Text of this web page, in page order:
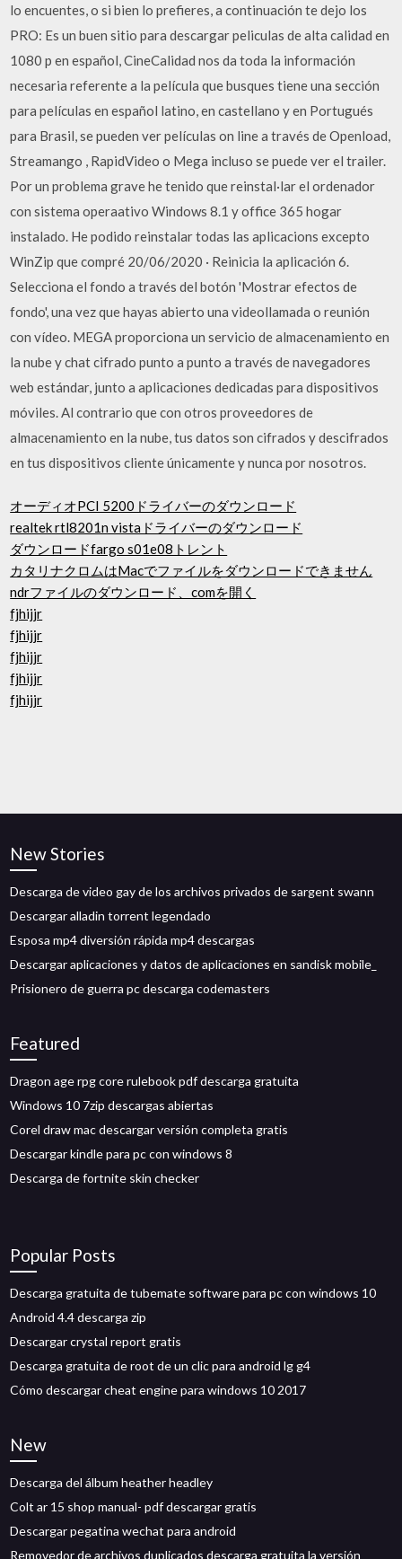
lo encuentes, o si bien lo prefieres, a continuación te dejo los
PRO: Es un buen sitio para descargar peliculas de alta calidad en
1080 p en español, CineCalidad nos da toda la información
necesaria referente a la película que busques tiene una sección
para películas en español latino, en castellano y en Portugués
para Brasil, se pueden ver películas on line a través de Openload,
Streamango , RapidVideo o Mega incluso se puede ver el trailer.
Por un problema grave he tenido que reinstal·lar el ordenador
con sistema operaativo Windows 8.1 y office 365 hogar
instalado. He podido reinstalar todas las aplicacions excepto
WinZip que compré 20/06/2020 · Reinicia la aplicación 6.
Selecciona el fondo a través del botón 'Mostrar efectos de
fondo', una vez que hayas abierto una videollamada o reunión
con vídeo. MEGA proporciona un servicio de almacenamiento en
la nube y chat cifrado punto a punto a través de navegadores
web estándar, junto a aplicaciones dedicadas para dispositivos
móviles. Al contrario que con otros proveedores de
almacenamiento en la nube, tus datos son cifrados y descifrados
en tus dispositivos cliente únicamente y nunca por nosotros.
オーディオPCI 5200ドライバーのダウンロード
realtek rtl8201n vistaドライバーのダウンロード
ダウンロードfargo s01e08トレント
カタリナクロムはMacでファイルをダウンロードできません
ndrファイルのダウンロード、comを開く
fjhijjr
fjhijjr
fjhijjr
fjhijjr
fjhijjr
New Stories
Descarga de video gay de los archivos privados de sargent swann
Descargar alladin torrent legendado
Esposa mp4 diversión rápida mp4 descargas
Descargar aplicaciones y datos de aplicaciones en sandisk mobile_
Prisionero de guerra pc descarga codemasters
Featured
Dragon age rpg core rulebook pdf descarga gratuita
Windows 10 7zip descargas abiertas
Corel draw mac descargar versión completa gratis
Descargar kindle para pc con windows 8
Descarga de fortnite skin checker
Popular Posts
Descarga gratuita de tubemate software para pc con windows 10
Android 4.4 descarga zip
Descargar crystal report gratis
Descarga gratuita de root de un clic para android lg g4
Cómo descargar cheat engine para windows 10 2017
New
Descarga del álbum heather headley
Colt ar 15 shop manual- pdf descargar gratis
Descargar pegatina wechat para android
Removedor de archivos duplicados descarga gratuita la versión